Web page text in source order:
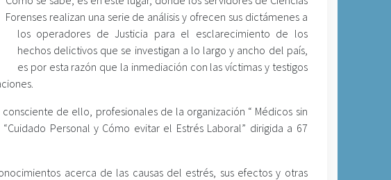
Forenses realizan una serie de análisis y ofrecen sus dictámenes a
los operadores de Justicia para el esclarecimiento de los
hechos delictivos que se investigan a lo largo y ancho del país,
es por esta razón que la inmediación con las víctimas y testigos
de ello, profesionales de la organización “ Médicos sin
Personal y Cómo evitar el Estrés Laboral” dirigida a 67
acerca de las causas del estrés, sus efectos y otras